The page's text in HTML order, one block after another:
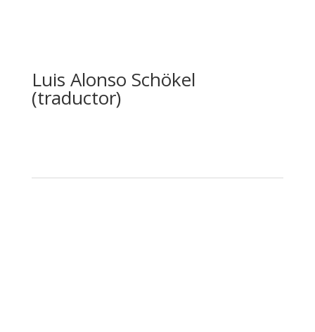
Luis Alonso Schökel
(traductor)